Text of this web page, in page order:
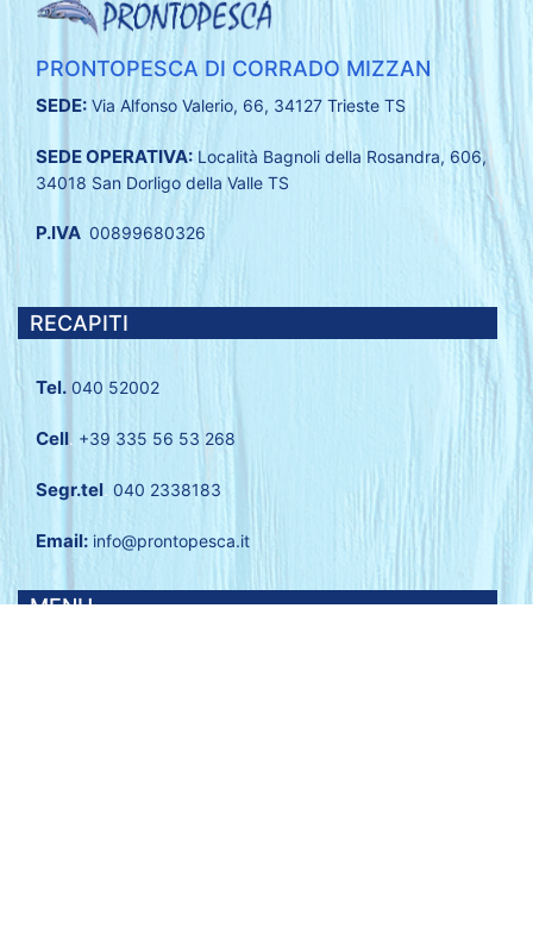
PRONTOPESCA DI CORRADO MIZZAN
SEDE: Via Alfonso Valerio, 66, 34127 Trieste TS
SEDE OPERATIVA: Località Bagnoli della Rosandra, 606,
34018 San Dorligo della Valle TS
P.IVA 00899680326
RECAPITI
Tel. 040 52002
Cell. +39 335 56 53 268
Segr.tel. 040 2338183
Email: info@prontopesca.it
MENU